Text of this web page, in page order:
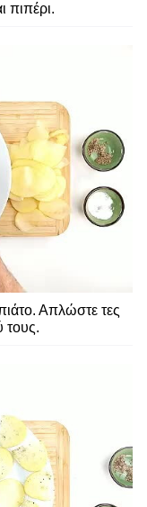
πιπέρι.
Απλώστε τες
τους.